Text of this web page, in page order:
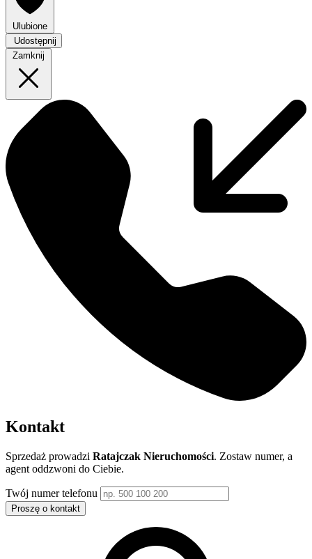
Ulubione
Udostępnij
Zamknij
Kontakt
Sprzedaż prowadzi Ratajczak Nieruchomości. Zostaw numer, a
agent oddzwoni do Ciebie.
Twój numer telefonu
Proszę o kontakt